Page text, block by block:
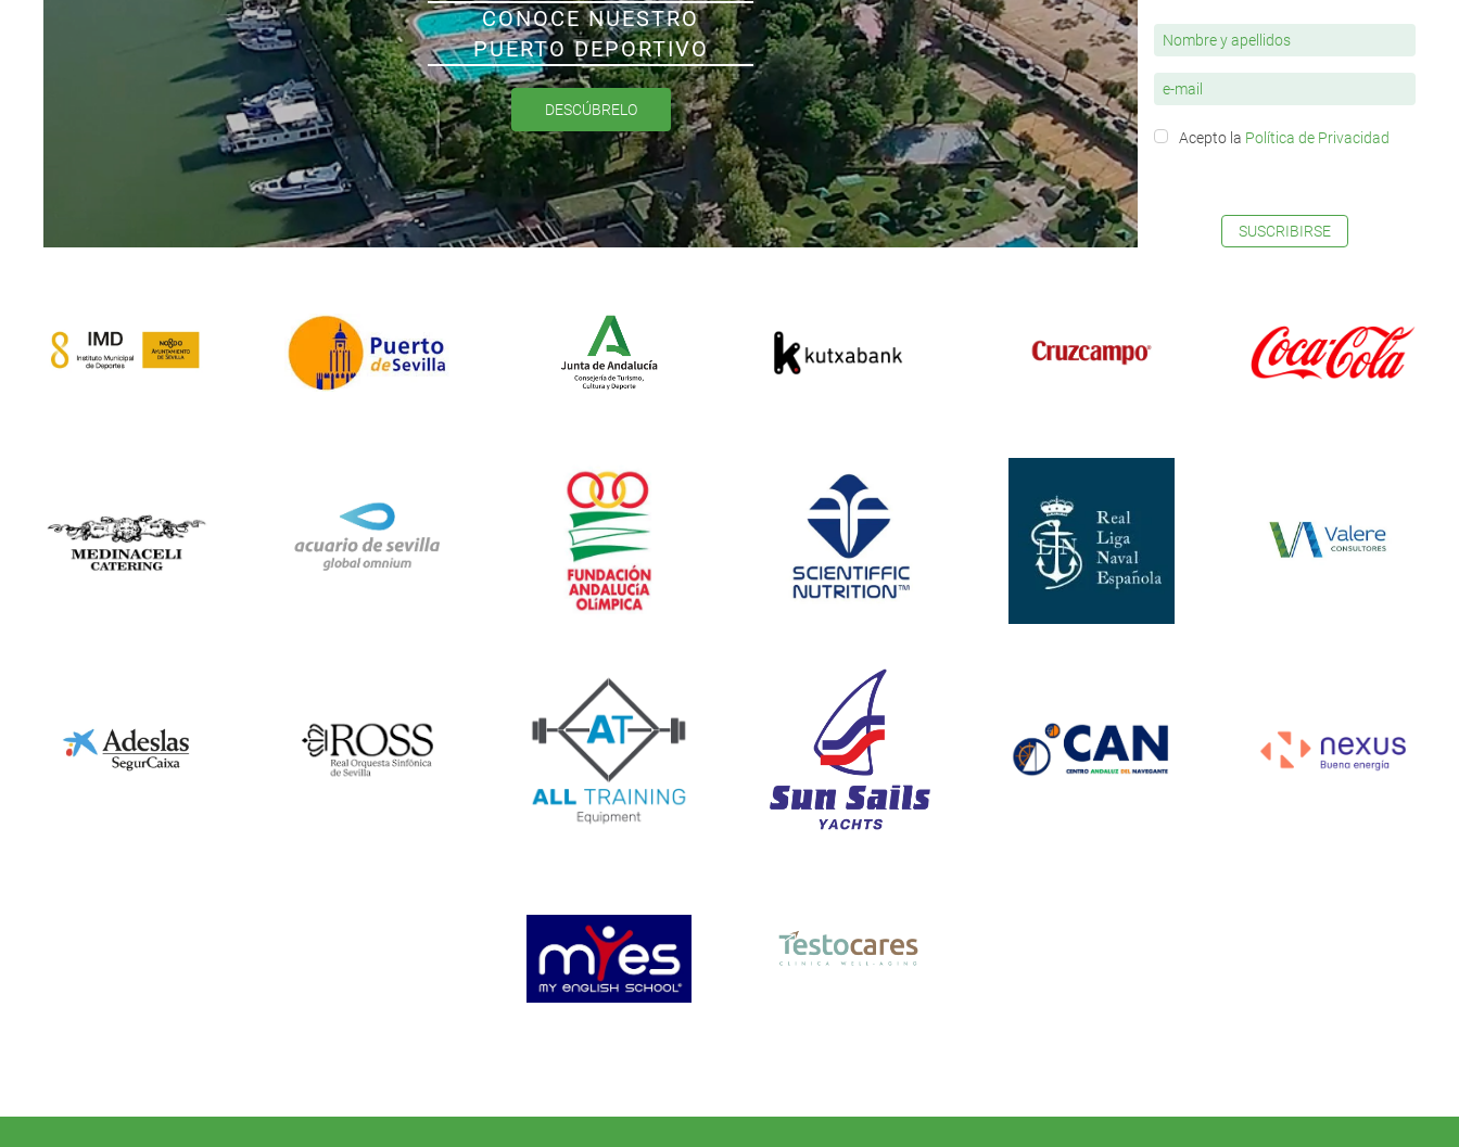
CONOCE NUESTRO
PUERTO DEPORTIVO
DESCÚBRELO
Acepto la Política de Privacidad
SUSCRIBIRSE